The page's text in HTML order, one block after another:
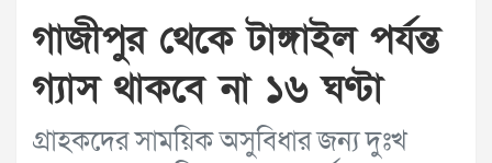
গাজীপুর থেকে টাঙ্গাইল পর্যন্ত
গ্যাস থাকবে না ১৬ ঘণ্টা
গ্রাহকদের সাময়িক অসুবিধার জন্য দুঃখ